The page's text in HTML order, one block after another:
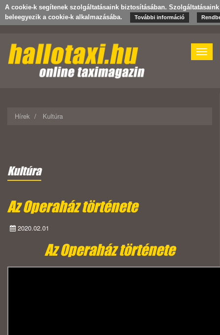
A cookie-k segítenek szolgáltatásaink biztosításában.
beleegyezik a cookie-k alkalmazásába.
További információ
Toggle
Hírek Kultúra
Kultúra
Az Operaház története
2020.02.01
Az Operaház története